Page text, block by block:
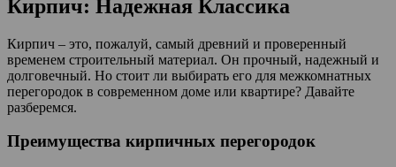
Кирпич: Надежная Классика
Кирпич – это, пожалуй, самый древний и проверенный
временем строительный материал. Он прочный, надежный и
долговечный. Но стоит ли выбирать его для межкомнатных
перегородок в современном доме или квартире? Давайте
разберемся.
Преимущества кирпичных перегородок